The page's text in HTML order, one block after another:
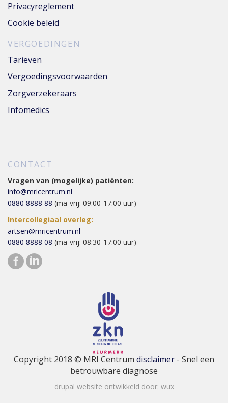
Privacyreglement
Cookie beleid
VERGOEDINGEN
Tarieven
Vergoedingsvoorwaarden
Zorgverzekeraars
Infomedics
CONTACT
Vragen van (mogelijke) patiënten:
info@mricentrum.nl
0880 8888 88 (ma-vrij: 09:00-17:00 uur)
Intercollegiaal overleg:
artsen@mricentrum.nl
0880 8888 08 (ma-vrij: 08:30-17:00 uur)
Copyright 2018 © MRI Centrum disclaimer - Snel een
betrouwbare diagnose
drupal website ontwikkeld door: wux